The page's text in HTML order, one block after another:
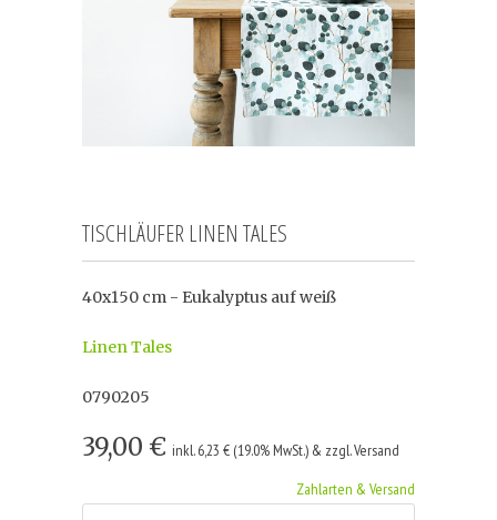
TISCHLÄUFER LINEN TALES
40x150 cm - Eukalyptus auf weiß
Linen Tales
0790205
39,00 € inkl. 6,23 € (19.0% MwSt.) & zzgl. Versand
Zahlarten & Versand